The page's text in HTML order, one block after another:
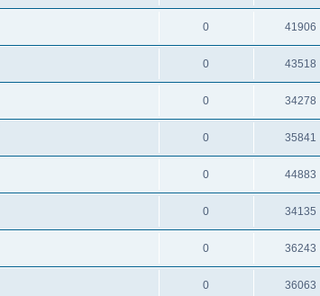
0 41906
0 43518
0 34278
0 35841
0 44883
0 34135
0 36243
0 36063